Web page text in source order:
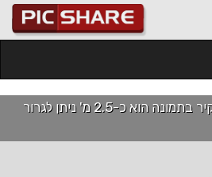
להמחשה בלבד - גודל הקיר בתמונה הוא כ-2.5 מ' ניתן לגרור